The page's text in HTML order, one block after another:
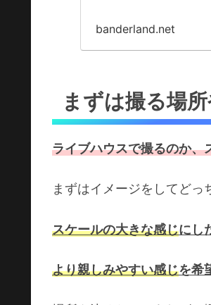
banderland.net
まずは撮る場
ライブハウスで撮るのか、
まずはイメージをしてどっ
スケールの大きな感じにし
より親しみやすい感じを希